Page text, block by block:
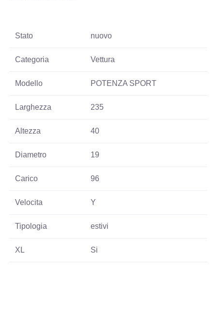
Stato nuovo
Categoria Vettura
Modello POTENZA SPORT
Larghezza 235
Altezza 40
Diametro 19
Carico 96
Velocita Y
Tipologia estivi
XL Si